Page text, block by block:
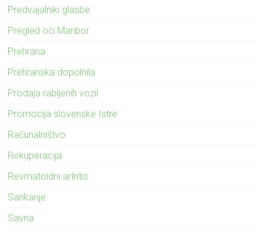
Predvajalniki glasbe
Pregled oči Maribor
Prehrana
Prehranska dopolnila
Prodaja rabljenih vozil
Promocija slovenske Istre
Računalništvo
Rekuperacija
Revmatoidni artritis
Sankanje
Savna